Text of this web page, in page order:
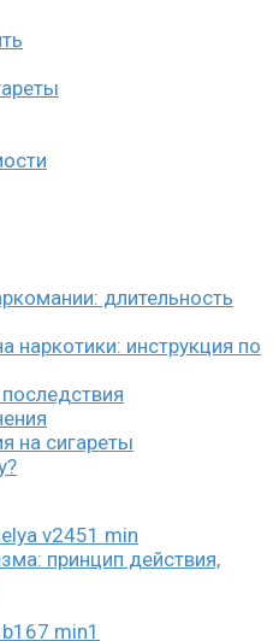
длительность
наркотики: инструкция по
на сигареты
принцип действия,